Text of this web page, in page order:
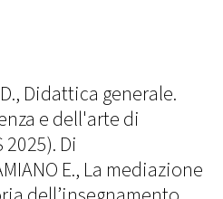
Didattica generale.
e dell'arte di
Di
E., La mediazione